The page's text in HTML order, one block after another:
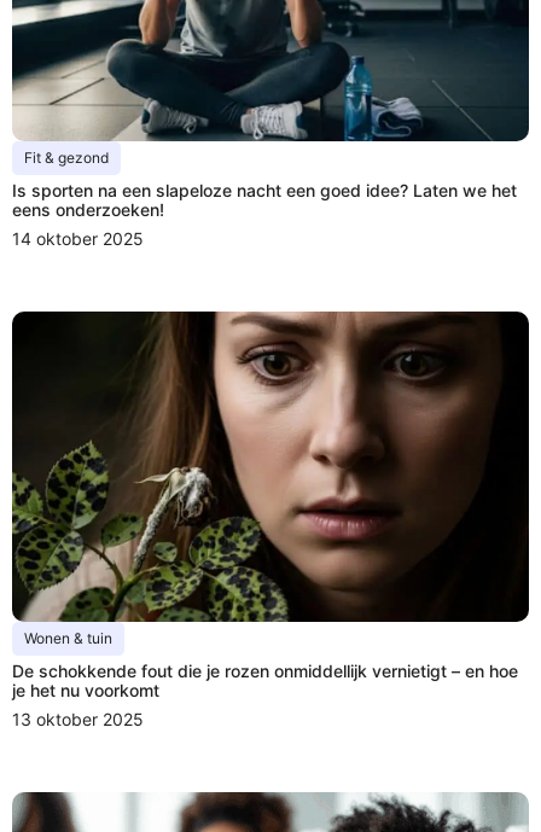
Fit & gezond
Is sporten na een slapeloze nacht een goed idee? Laten we het
eens onderzoeken!
14 oktober 2025
Wonen & tuin
De schokkende fout die je rozen onmiddellijk vernietigt – en hoe
je het nu voorkomt
13 oktober 2025